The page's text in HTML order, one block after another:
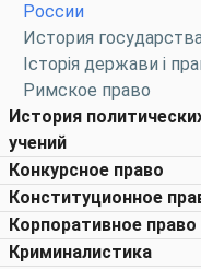
России
История
Історія держави і
Римское право
История
учений
Конкурсное право
Конституционное
Корпоративное право
Криминалистика